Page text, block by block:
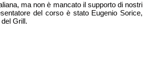
ma non è mancato il supporto di nostri
del corso è stato Eugenio Sorice,
Grill.